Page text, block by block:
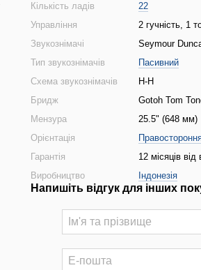
Кількість ладів
22
Управління
2 гучність, 1
Звукознімачі
Seymour
Тип звукознімачів
Пасивний
Схема звукознімачів
H-H
Бридж
Gotoh Tom
Мензура
25.5" (648 мм)
Орієнтація
Гарантія
12 місяців
Виробництво
Індонезія
Напишіть відгук для інших